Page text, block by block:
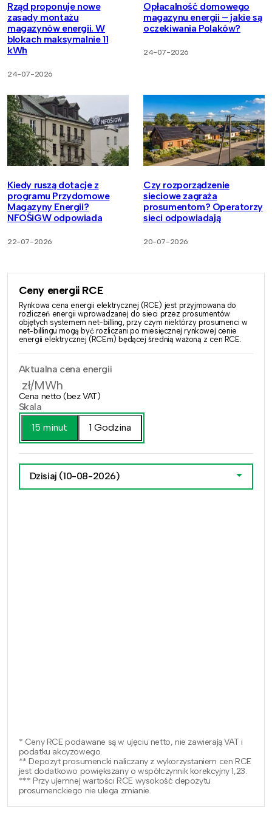
Rząd proponuje nowe
zasady montażu
magazynów energii. W
blokach maksymalnie 11
kWh
24-07-2026
Opłacalność domowego
magazynu energii – jakie są
oczekiwania Polaków?
24-07-2026
Kiedy ruszą dotacje z
programu Przydomowe
Magazyny Energii?
NFOŚiGW odpowiada
22-07-2026
Czy rozporządzenie
sieciowe zagraża
prosumentom? Operatorzy
sieci odpowiadają
20-07-2026
Ceny energii RCE
Rynkowa cena energii elektrycznej (RCE) jest przyjmowana do
rozliczeń energii wprowadzanej do sieci przez prosumentów
objętych systemem net-billing, przy czym niektórzy prosumenci w
net-billingu mogą być rozliczani po miesięcznej rynkowej cenie
energii elektrycznej (RCEm) będącej średnią ważoną z cen RCE.
Aktualna cena energii
zł/MWh
Cena netto (bez VAT)
Skala
15 minut
1 Godzina
Dzisiaj (10-08-2026)
* Ceny RCE podawane są w ujęciu netto, nie zawierają VAT i
podatku akcyzowego.
** Depozyt prosumencki naliczany z wykorzystaniem cen RCE
jest dodatkowo powiększany o współczynnik korekcyjny 1,23.
*** Przy ujemnej wartości RCE wysokość depozytu
prosumenckiego nie ulega zmianie.